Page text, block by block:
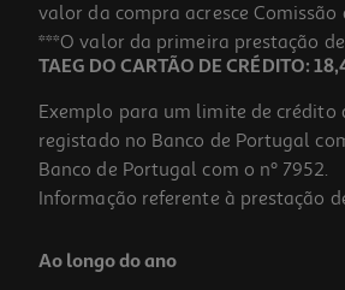
valor da compra acresce
***O valor da primeira prestação
TAEG DO CARTÃO DE CRÉDITO:
Exemplo para um limite de crédito
registado no Banco de Portugal
Banco de Portugal com o nº 7952.
Informação referente à prestação
Ao longo do ano